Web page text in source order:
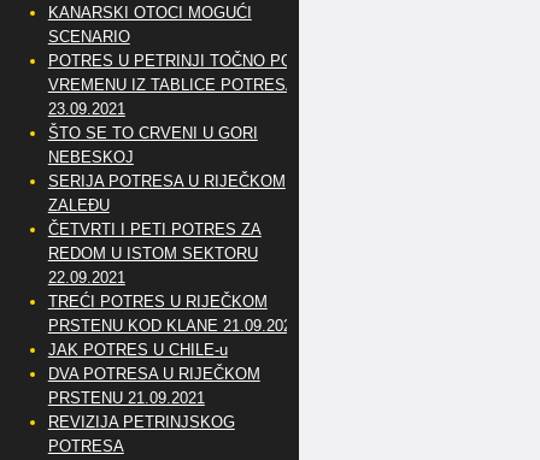
KANARSKI OTOCI MOGUĆI
SCENARIO
POTRES U PETRINJI TOČNO PO
VREMENU IZ TABLICE POTRESA
23.09.2021
ŠTO SE TO CRVENI U GORI
NEBESKOJ
SERIJA POTRESA U RIJEČKOM
ZALEĐU
ČETVRTI I PETI POTRES ZA
REDOM U ISTOM SEKTORU
22.09.2021
TREĆI POTRES U RIJEČKOM
PRSTENU KOD KLANE 21.09.2021
JAK POTRES U CHILE-u
DVA POTRESA U RIJEČKOM
PRSTENU 21.09.2021
REVIZIJA PETRINJSKOG
POTRESA